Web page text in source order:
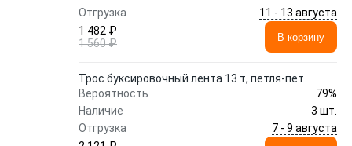
Отгрузка
11 - 13 августа
1 482 ₽
1 560 ₽
В корзину
Трос буксировочный лента 13 т, петля-пет
Вероятность
79%
Наличие
3 шт.
Отгрузка
7 - 9 августа